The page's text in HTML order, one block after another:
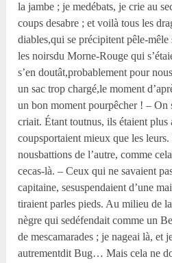
la jambe ; je medébats, je crie au
coups desabre ; et voilà tous les
diables,qui se précipitent pêle-mêle
les noirsdu Morne-Rouge qui
s’en doutât,probablement pour
un sac trop chargé,le moment
un bon moment pourpêcher ! – On
criait. Étant toutnus, ils étaient plus
coupsportaient mieux que les
nousbattions de l’autre, comme
cecas-là. – Ceux qui ne savaient
capitaine, sesuspendaient d’une
tiraient parles pieds. Au milieu de
nègre qui sedéfendait comme un
de mescamarades ; je nageai là, et
autrementdit Bug… Mais cela ne